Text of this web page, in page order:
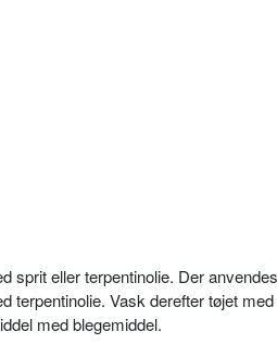
sprit eller terpentinolie. Der
terpentinolie. Vask derefter tøjet
med blegemiddel.